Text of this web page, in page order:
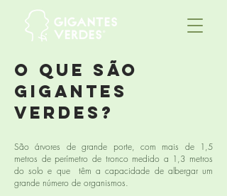
O que são
gigantes
verdes?
São árvores de grande porte, com mais de 1,5
metros de perímetro de tronco medido a 1,3 metros
do solo e que têm a capacidade de albergar um
grande número de organismos.